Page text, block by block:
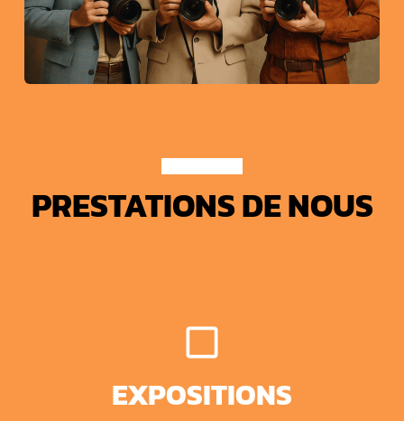
PRESTATIONS DE NOUS
EXPOSITIONS